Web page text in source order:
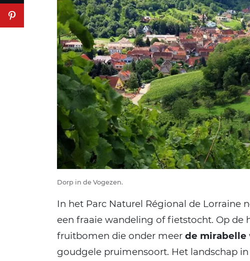
Dorp in de Vogezen.
In het Parc Naturel Régional de Lorraine
een fraaie wandeling of fietstocht. Op de
fruitbomen die onder meer de mirabelle
goudgele pruimensoort. Het landschap